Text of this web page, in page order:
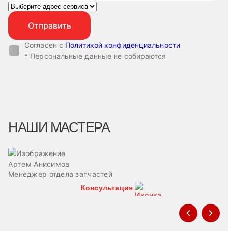
Согласен с Политикой конфиденциальности
* Персональные данные не собираются
НАШИ МАСТЕРА
Артем Анисимов
Менеджер отдела запчастей
Консультация